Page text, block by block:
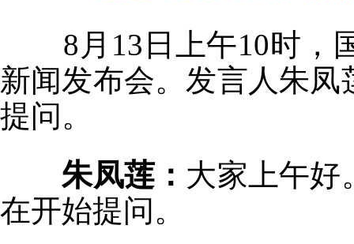
8月13日上午10时，
新闻发布会。发言人朱
提问。
朱凤莲： 大家上午好
在开始提问。